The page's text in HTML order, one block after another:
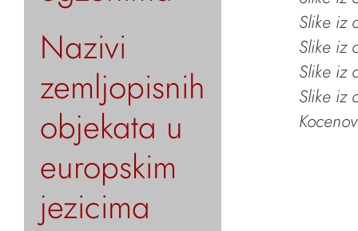
Nazivi
zemljopisnih
objekata u
europskim
jezicima
Slike iz
Slike iz
Slike iz
Slike iz